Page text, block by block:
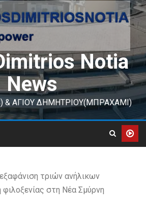
Notia
News
& ΑΓΙΟΥ ΔΗΜΗΤΡΙΟΥ(ΜΠΡΑΧΑΜΙ)
τριών ανήλικων
στη Νέα Σμύρνη